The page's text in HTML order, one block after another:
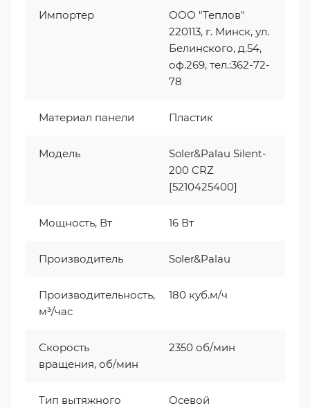
Импортер
ООО "Теплов"
220113, г. Минск, ул.
Белинского, д.54,
оф.269, тел.:362-72-
78
Материал панели Пластик
Модель
Soler&Palau Silent-
200 CRZ
[5210425400]
Мощность, Вт 16 Вт
Производитель Soler&Palau
Производительность,
м³/час
180 куб.м/ч
Скорость
вращения, об/мин
2350 об/мин
Тип вытяжного
Осевой